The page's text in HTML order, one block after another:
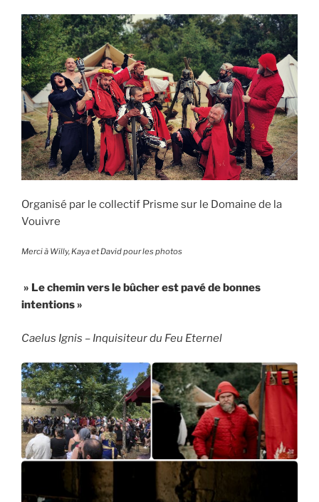
Organisé par le collectif Prisme sur le Domaine de la
Vouivre
Merci à Willy, Kaya et David pour les photos
» Le chemin vers le bûcher est pavé de bonnes
intentions »
Caelus Ignis – Inquisiteur du Feu Eternel